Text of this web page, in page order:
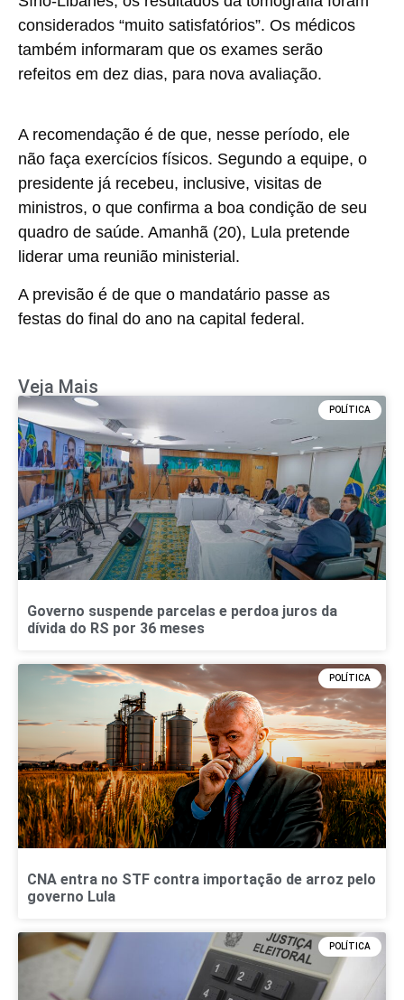
considerados “muito satisfatórios”. Os médicos
também informaram que os exames serão
refeitos em dez dias, para nova avaliação.
A recomendação é de que, nesse período, ele
não faça exercícios físicos. Segundo a equipe, o
presidente já recebeu, inclusive, visitas de
ministros, o que confirma a boa condição de seu
quadro de saúde. Amanhã (20), Lula pretende
liderar uma reunião ministerial.
A previsão é de que o mandatário passe as
festas do final do ano na capital federal.
Veja Mais
POLÍTICA
Governo suspende parcelas e perdoa juros da
dívida do RS por 36 meses
POLÍTICA
CNA entra no STF contra importação de arroz pelo
governo Lula
POLÍTICA